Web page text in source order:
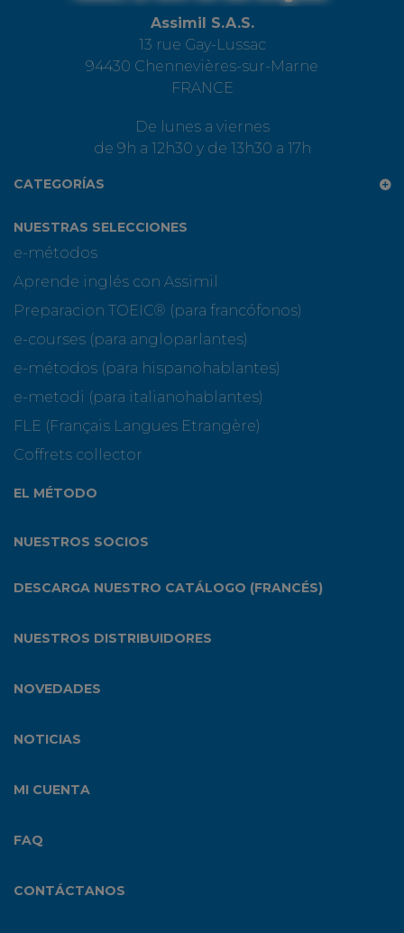
Assimil S.A.S.
13 rue Gay-Lussac
94430 Chennevières-sur-Marne
FRANCE
De lunes a viernes
de 9h a 12h30 y de 13h30 a 17h
CATEGORÍAS
NUESTRAS SELECCIONES
e-métodos
Aprende inglés con Assimil
Preparacion TOEIC® (para francófonos)
e-courses (para angloparlantes)
e-métodos (para hispanohablantes)
e-metodi (para italianohablantes)
FLE (Français Langues Etrangère)
Coffrets collector
EL MÉTODO
NUESTROS SOCIOS
DESCARGA NUESTRO CATÁLOGO (FRANCÉS)
NUESTROS DISTRIBUIDORES
NOVEDADES
NOTICIAS
MI CUENTA
FAQ
CONTÁCTANOS